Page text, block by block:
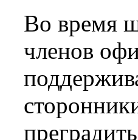
Во время
членов